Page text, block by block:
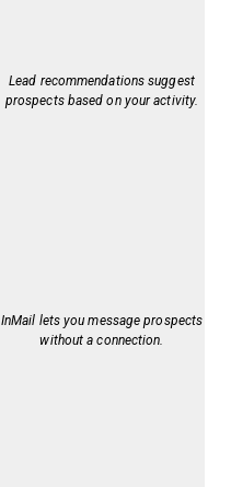
Lead recommendations suggest
prospects based on your activity.
InMail lets you message prospects
without a connection.